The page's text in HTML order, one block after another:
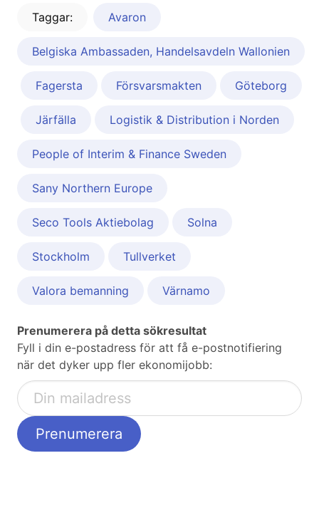
Taggar: Avaron
Belgiska Ambassaden, Handelsavdeln Wallonien
Fagersta Försvarsmakten Göteborg
Järfälla Logistik & Distribution i Norden
People of Interim & Finance Sweden
Sany Northern Europe
Seco Tools Aktiebolag Solna
Stockholm Tullverket
Valora bemanning Värnamo
Prenumerera på detta sökresultat
Fyll i din e-postadress för att få e-postnotifiering
när det dyker upp fler ekonomijobb: